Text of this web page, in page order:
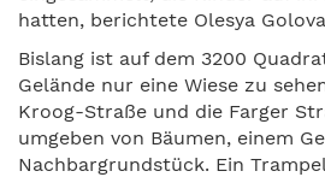
hatten, berichtete Olesya
Bislang ist auf dem 3200
Gelände nur eine Wiese zu
Kroog-Straße und die Farger
umgeben von Bäumen, einem
Nachbargrundstück. Ein